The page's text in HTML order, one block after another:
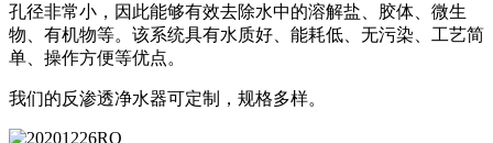
孔径非常小，因此能够有效去除水中的溶解盐、胶体、微生
物、有机物等。该系统具有水质好、能耗低、无污染、工艺简
单、操作方便等优点。
我们的反渗透净水器可定制，规格多样。